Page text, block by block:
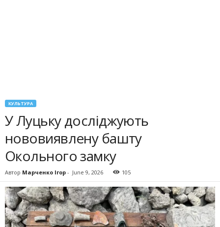
КУЛЬТУРА
У Луцьку досліджують
нововиявлену башту
Окольного замку
Автор Марченко Ігор - June 9, 2026 105